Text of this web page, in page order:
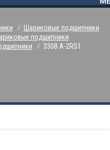
Шариковые подшипники
подшипники
3308 A-2RS1